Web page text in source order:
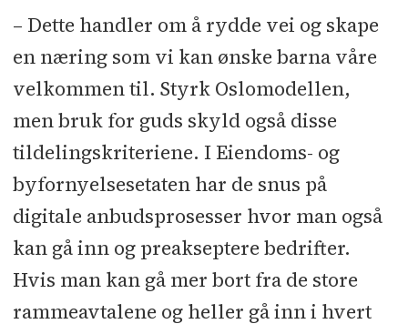
– Dette handler om å rydde vei og skape
en næring som vi kan ønske barna våre
velkommen til. Styrk Oslomodellen,
men bruk for guds skyld også disse
tildelingskriteriene. I Eiendoms- og
byfornyelsesetaten har de snus på
digitale anbudsprosesser hvor man også
kan gå inn og preakseptere bedrifter.
Hvis man kan gå mer bort fra de store
rammeavtalene og heller gå inn i hvert